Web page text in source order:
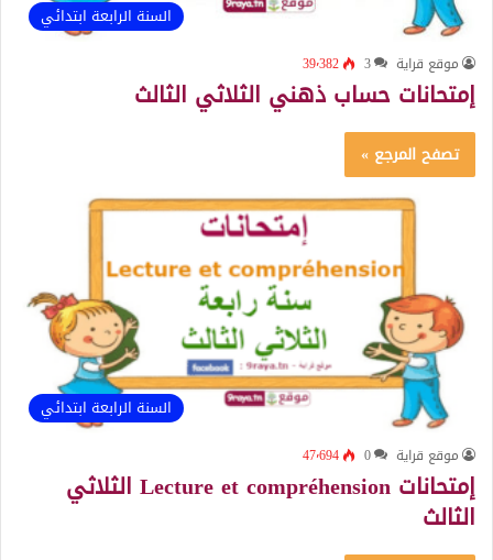
السنة الرابعة ابتدائي
موقع قراية 3 39٬382
إمتحانات حساب ذهني الثلاثي الثالث
تصفح المرجع »
السنة الرابعة ابتدائي
موقع قراية 0 47٬694
إمتحانات Lecture et compréhension الثلاثي
الثالث